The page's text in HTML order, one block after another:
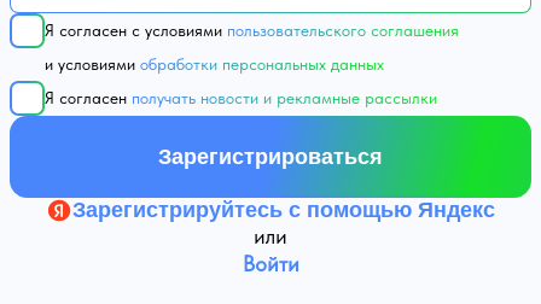
Я согласен с условиямипользовательского
и условиямиобработки персональных данных
Я согласенполучать новости и рекламные рассылки
Зарегистрироваться